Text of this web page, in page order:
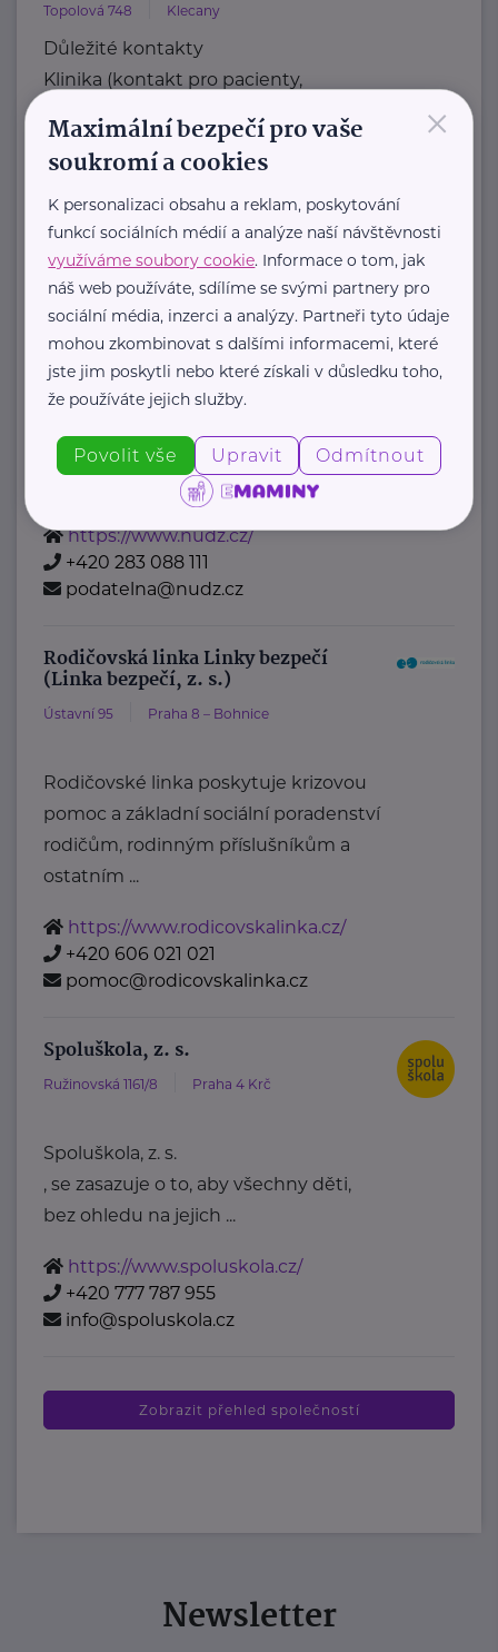
Topolová 748 Klecany
Důležité kontakty
Klinika (kontakt pro pacienty,
Telefon
+420 283 088 244
E-mail
ambulance@nudz.cz
Zdravotní dokumentace
Telefon
+420 283 088 111
E-mail
datová schránka: uehpcbb
Telefon
https://www.nudz.cz/
+420 283 088 111
podatelna@nudz.cz
Rodičovská linka Linky bezpečí
(Linka bezpečí, z. s.)
Ústavní 95 Praha 8 – Bohnice
Rodičovské linka poskytuje krizovou
pomoc a základní sociální poradenství
rodičům, rodinným příslušníkům a
ostatním ...
https://www.rodicovskalinka.cz/
+420 606 021 021
pomoc@rodicovskalinka.cz
Spoluškola, z. s.
Ružinovská 1161/8 Praha 4 Krč
Spoluškola, z. s.
, se zasazuje o to, aby všechny děti,
bez ohledu na jejich ...
https://www.spoluskola.cz/
+420 777 787 955
info@spoluskola.cz
Zobrazit přehled společností
Newsletter
×
Maximální bezpečí pro vaše
soukromí a cookies
K personalizaci obsahu a reklam, poskytování
funkcí sociálních médií a analýze naší návštěvnosti
využíváme soubory cookie. Informace o tom, jak
náš web používáte, sdílíme se svými partnery pro
sociální média, inzerci a analýzy. Partneři tyto údaje
mohou zkombinovat s dalšími informacemi, které
jste jim poskytli nebo které získali v důsledku toho,
že používáte jejich služby.
Povolit vše Upravit Odmítnout